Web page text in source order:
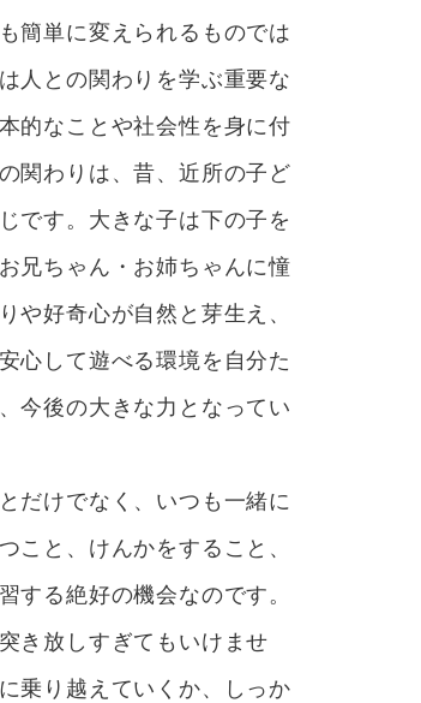
簡単に変えられるものでは
人との関わりを学ぶ重要な
的なことや社会性を身に付
関わりは、昔、近所の子ど
です。大きな子は下の子を
兄ちゃん・お姉ちゃんに憧
や好奇心が自然と芽生え、
心して遊べる環境を自分た
今後の大きな力となってい
だけでなく、いつも一緒に
こと、けんかをすること、
する絶好の機会なのです。
き放しすぎてもいけませ
乗り越えていくか、しっか